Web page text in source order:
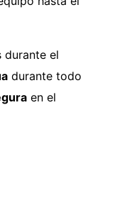
durante el
durante todo
en el